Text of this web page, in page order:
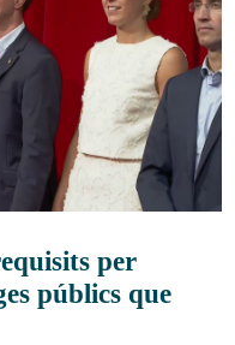
per
públics que